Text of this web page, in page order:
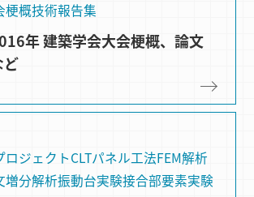
梗概技術報告集
年 建築学会大会梗概、論文
ど
ロジェクトCLTパネル⼯法FEM解析
増分解析振動台実験接合部要素実験